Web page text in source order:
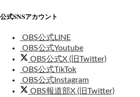
公式SNSアカウント
OBS公式LINE
OBS公式Youtube
OBS公式X (旧Twitter)
OBS公式TikTok
OBS公式Instagram
OBS報道部X (旧Twitter)